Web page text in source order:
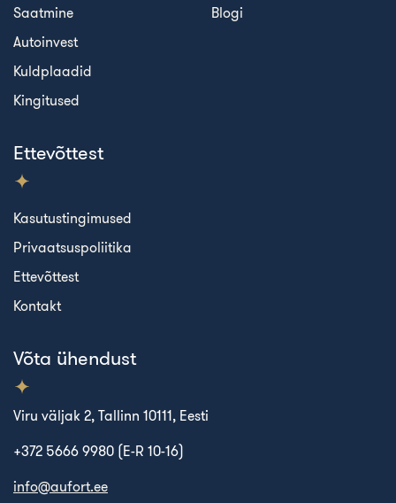
Saatmine
Autoinvest
Kuldplaadid
Kingitused
Blogi
Ettevõttest
Kasutustingimused
Privaatsuspoliitika
Ettevõttest
Kontakt
Võta ühendust
Viru väljak 2, Tallinn 10111, Eesti
+372 5666 9980 (E-R 10-16)
info@aufort.ee